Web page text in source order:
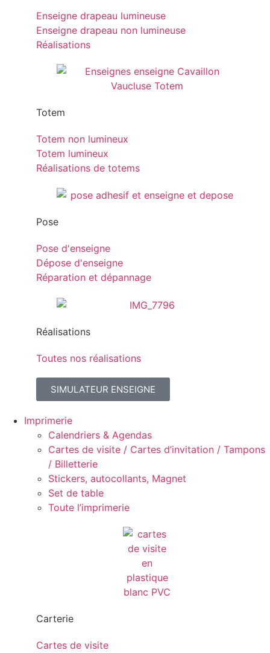
Enseigne drapeau lumineuse
Enseigne drapeau non lumineuse
Réalisations
Totem
Totem non lumineux
Totem lumineux
Réalisations de totems
Pose
Pose d'enseigne
Dépose d'enseigne
Réparation et dépannage
Réalisations
Toutes nos réalisations
SIMULATEUR ENSEIGNE
Imprimerie
Calendriers & Agendas
Cartes de visite / Cartes d’invitation / Tampons
/ Billetterie
Stickers, autocollants, Magnet
Set de table
Toute l’imprimerie
Carterie
Cartes de visite